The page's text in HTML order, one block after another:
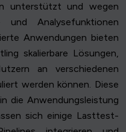
unterstützt und wegen
und Analysefunktionen
Anwendungen bieten
skalierbare Lösungen,
an verschiedenen
werden können. Diese
die Anwendungsleistung
sich einige Lasttest-